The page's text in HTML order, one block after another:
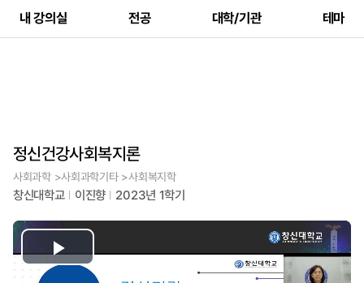
내 강의실 전공 대학/기관 테마
정신건강사회복지론
사회과학 >사회과학기타 >사회복지학
창신대학교 이진향 2023년 1학기
Play